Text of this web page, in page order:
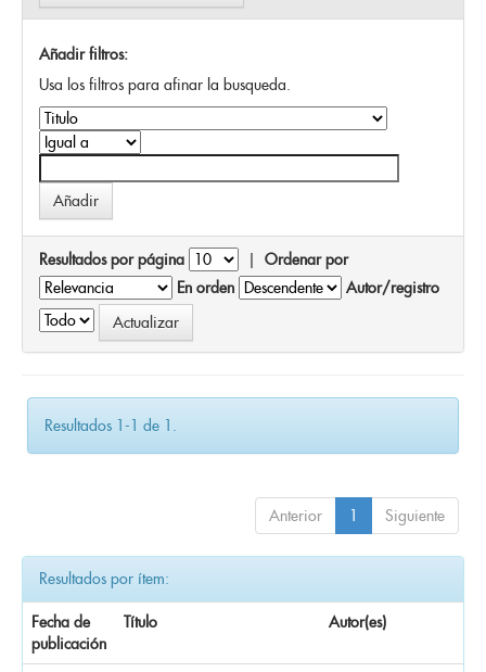
Añadir filtros:
Usa los filtros para afinar la busqueda.
Resultados por página | Ordenar por
En orden
Autor/registro
Resultados 1-1 de 1.
Anterior 1 Siguiente
Resultados por ítem:
Fecha de
publicación
Título Autor(es)